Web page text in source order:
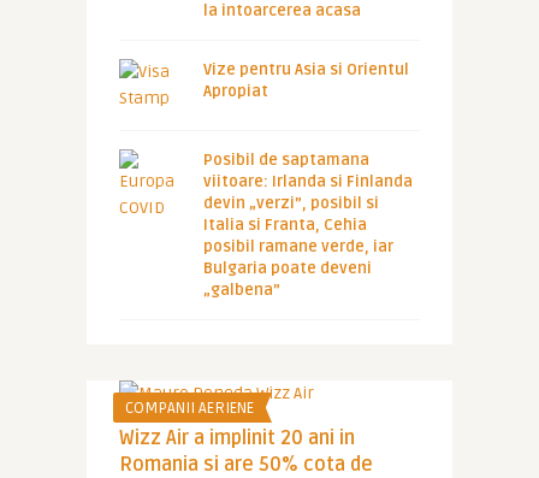
la intoarcerea acasa
Vize pentru Asia si Orientul
Apropiat
Posibil de saptamana
viitoare: Irlanda si Finlanda
devin „verzi”, posibil si
Italia si Franta, Cehia
posibil ramane verde, iar
Bulgaria poate deveni
„galbena”
COMPANII AERIENE
Wizz Air a implinit 20 ani in
Romania si are 50% cota de